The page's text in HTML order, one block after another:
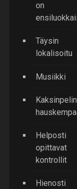
on
Täysin
lokalisoitu
Musiikki
Helposti
opittavat
kontrollit
Hienosti